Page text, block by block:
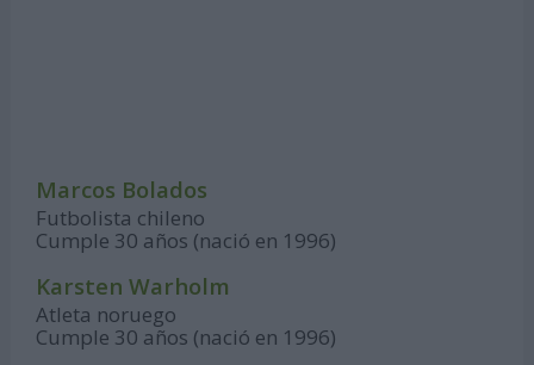
Marcos Bolados
Futbolista chileno
Cumple 30 años (nació en 1996)
Karsten Warholm
Atleta noruego
Cumple 30 años (nació en 1996)